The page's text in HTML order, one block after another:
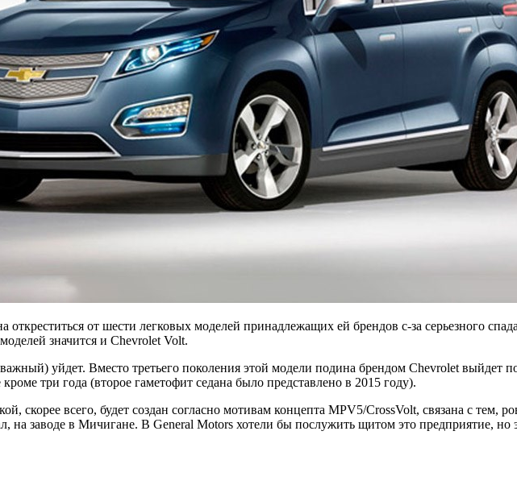
от шести легковых моделей принадлежащих ей брендов с-за серьезного
значится и Chevrolet Volt.
уйдет. Вместо третьего поколения этой модели подина брендом Chevrolet выйдет
три года (второе гаметофит седана было представлено в 2015 году).
скорее всего, будет создан согласно мотивам концепта MPV5/CrossVolt, связана с тем,
на заводе в Мичигане. В General Motors хотели бы послужить щитом это предприятие,